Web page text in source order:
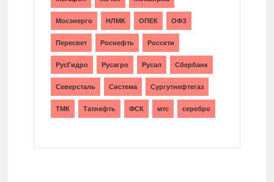
Мосэнерго НЛМК ОПЕК ОФЗ
Пересвет Роснефть Россети
РусГидро Русагро Русал Сбербанк
Северсталь Система Сургутнефтегаз
ТМК Татнефть ФСК мтс серебро